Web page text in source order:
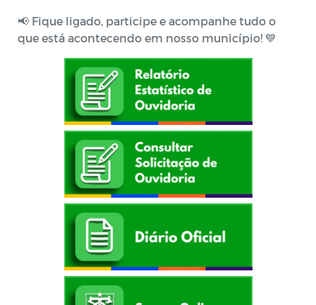
📢 Fique ligado, participe e acompanhe tudo o
que está acontecendo em nosso município! 💙